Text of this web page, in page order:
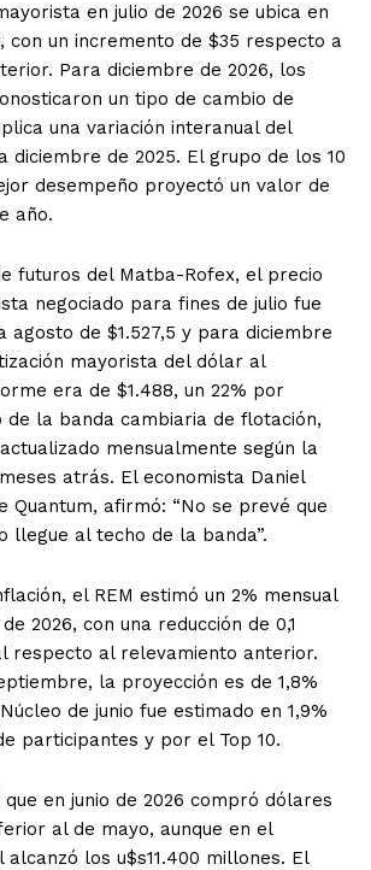
en julio de 2026 se ubica en
con un incremento de $35 respecto a
Para diciembre de 2026, los
un tipo de cambio de
una variación interanual del
diciembre de 2025. El grupo de los 10
desempeño proyectó un valor de
año.
futuros del Matba-Rofex, el precio
negociado para fines de julio fue
agosto de $1.527,5 y para diciembre
mayorista del dólar al
era de $1.488, un 22% por
de la banda cambiaria de flotación,
mensualmente según la
atrás. El economista Daniel
Quantum, afirmó: “No se prevé que
llegue al techo de la banda”.
el REM estimó un 2% mensual
2026, con una reducción de 0,1
respecto al relevamiento anterior.
la proyección es de 1,8%
de junio fue estimado en 1,9%
participantes y por el Top 10.
que en junio de 2026 compró dólares
al de mayo, aunque en el
alcanzó los u$s11.400 millones. El